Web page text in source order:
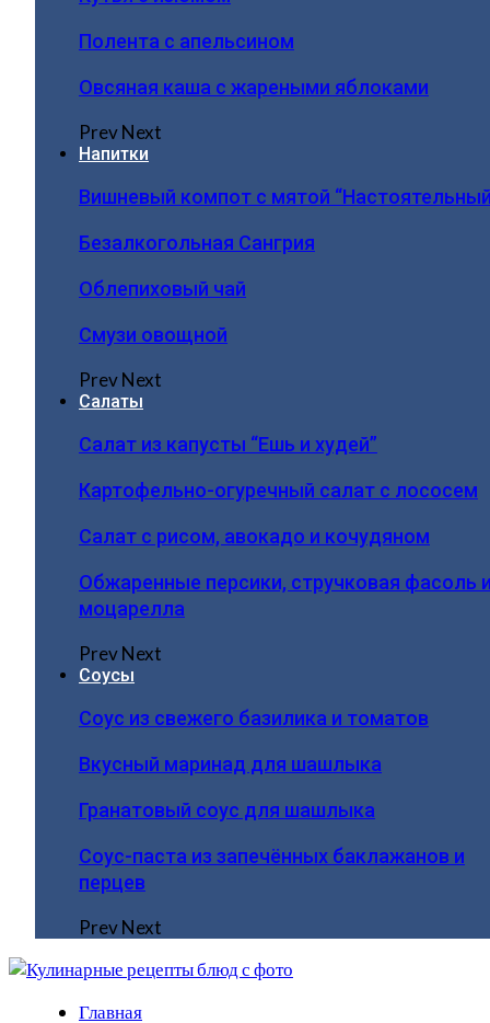
Полента с апельсином
Овсяная каша с жареными яблоками
PrevNext
Напитки
Вишневый компот с мятой
Безалкогольная Сангрия
Облепиховый чай
Смузи овощной
PrevNext
Салаты
Салат из капусты “Ешь и худей”
Картофельно-огуречный салат с лососем
Салат с рисом, авокадо и кочудяном
Обжаренные персики, стручковая фасоль
моцарелла
PrevNext
Соусы
Соус из свежего базилика и томатов
Вкусный маринад для шашлыка
Гранатовый соус для шашлыка
Соус-паста из запечённых баклажанов и
перцев
PrevNext
Главная